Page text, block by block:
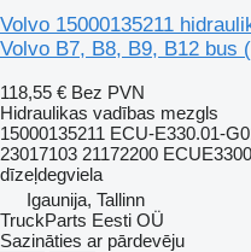
Volvo 15000135211
Volvo B7, B8, B9, B12 bus
118,55 € Bez PVN
Hidraulikas vadības mezgls
15000135211 ECU-E330.01-
23017103 21172200
dīzeļdegviela
Igaunija, Tallinn
TruckParts Eesti OÜ
Sazināties ar pārdevēju